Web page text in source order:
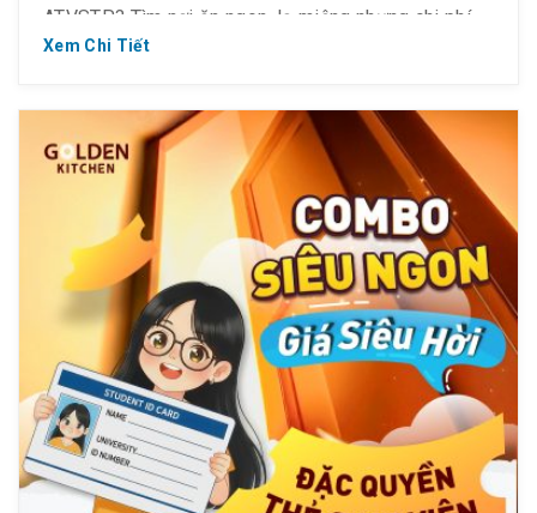
ATVSTP? Tìm nơi ăn ngon, lạ miệng nhưng chi phí
phải chăng? Mời bạn ghé Golden Kitchen nhé – nhà
Xem Chi Tiết